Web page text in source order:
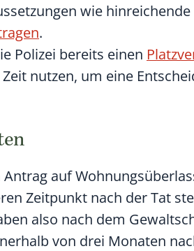
wie
.
Polizei bereits einen
Zeit nutzen, um eine
Antrag auf
Zeitpunkt nach der Tat
also nach dem
von drei Monaten